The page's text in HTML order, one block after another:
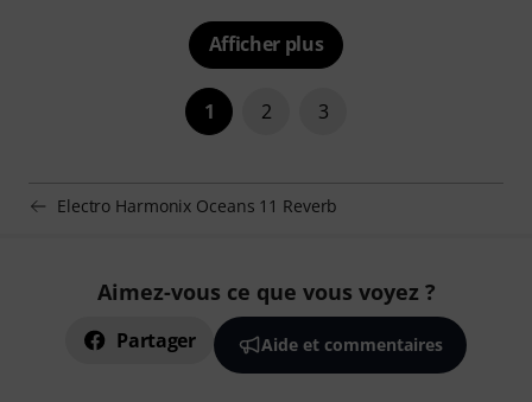
Afficher plus
1 2 3
Electro Harmonix Oceans 11 Reverb
Aimez-vous ce que vous voyez ?
Partager Aide et commentaires